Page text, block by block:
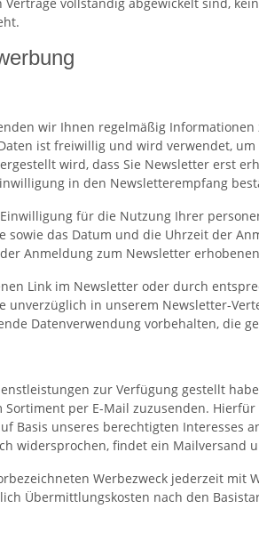
wir Ihnen regelmäßig
ist freiwillig und wird verwendet,
wird, dass Sie Newsletter erst
in den Newsletterempfang
für die Nutzung Ihrer
sowie das Datum und die Uhrzeit der
Anmeldung zum Newsletter
Link im Newsletter oder durch
in unserem Newsletter-
Datenverwendung vorbehalten, die
zur Verfügung gestellt
per E-Mail zuzusenden.
unseres berechtigten Interesses
widersprochen, findet ein Mailversand
Werbezweck jederzeit
Übermittlungskosten nach den